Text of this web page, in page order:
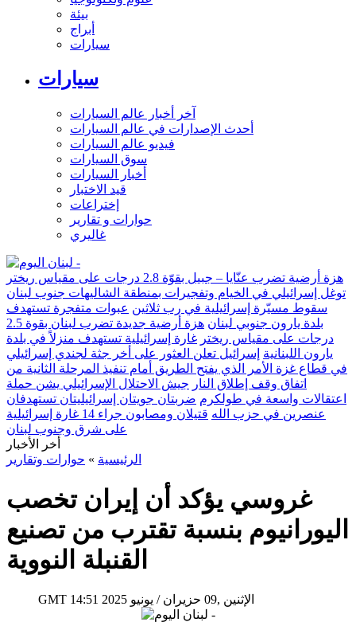
بيئة
أبراج
سيارات
سيارات
آخر أخبار عالم السيارات
أحدث الإصدارات في عالم السيارات
فيديو عالم السيارات
سوق السيارات
أخبار السيارات
قيد الاختبار
إختراعات
حوارات و تقارير
غاليري
هزة أرضية تضرب عنّايا – جبيل بقوّة 2.8 درجات على مقياس ريختر
توغل إسرائيلي في الخيام وتفجيرات بمنطقة الشاليهات جنوب لبنان
سقوط مسيّرة إسرائيلية في رب ثلاثين عبوات متفجرة تستهدف
بلدة يارون جنوبي لبنان
هزة أرضية جديدة تضرب لبنان بقوة 2.5
درجات على مقياس ريختر غارة إسرائيلية تستهدف منزلاً في بلدة
يارون اللبنانية إسرائيل تعلن العثور على أخر جثة لجندي إسرائيلي
في قطاع غزة الأمر الذي يفتح الطريق أمام تنفيذ المرحلة الثانية من
اتفاق وقف إطلاق النار جيش الاحتلال الإسرائيلي يشن حملة
اعتقالات واسعة في طولكرم ضربتان جويتان إسرائيليتان تستهدفان
عنصرين في حزب الله
قتيلان ومصابون جراء 14 غارة إسرائيلية
على شرق وجنوب لبنان
أخر الأخبار
الرئيسية » حوارات وتقارير
غروسي يؤكد أن إيران تخصب
اليورانيوم بنسبة تقترب من تصنيع
القنبلة النووية
GMT 14:51 2025 الإثنين ,09 حزيران / يونيو